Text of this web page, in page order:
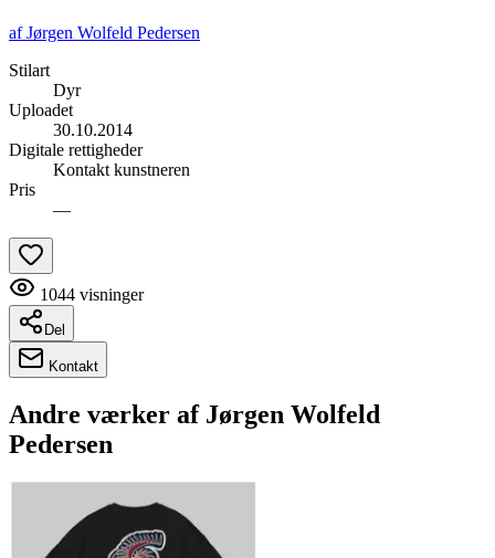
afJørgen Wolfeld Pedersen
Stilart
Dyr
Uploadet
30.10.2014
Digitale rettigheder
Kontakt kunstneren
Pris
—
1044 visninger
Del
Kontakt
Andre værker af Jørgen Wolfeld
Pedersen